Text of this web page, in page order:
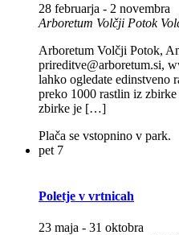
28 februarja - 2 novembra
Arboretum Volčji Potok
Arboretum Volčji Potok,
prireditve@arboretum.si,
lahko ogledate edinstveno
preko 1000 rastlin iz
zbirke je […]
Plača se vstopnino v park.
pet 7
Poletje v vrtnicah
23 maja - 31 oktobra